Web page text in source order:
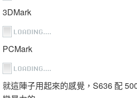
3DMark
PCMark
就這陣子用起來的感覺，S636 配